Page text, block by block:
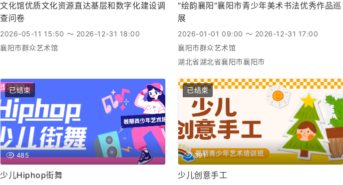
文化馆优质文化资源直达基层和数字化建设调
查问卷
2026-05-11 15:50 ～ 2026-12-31 18:00
襄阳市群众艺术馆
“绘韵襄阳”襄阳市青少年美术书法优秀作品巡
展
2026-01-01 09:00 ～ 2026-12-31 17:00
襄阳市群众艺术馆
湖北省湖北省襄阳市襄阳市
已结束
485
少儿Hiphop街舞
已结束
391
少儿创意手工